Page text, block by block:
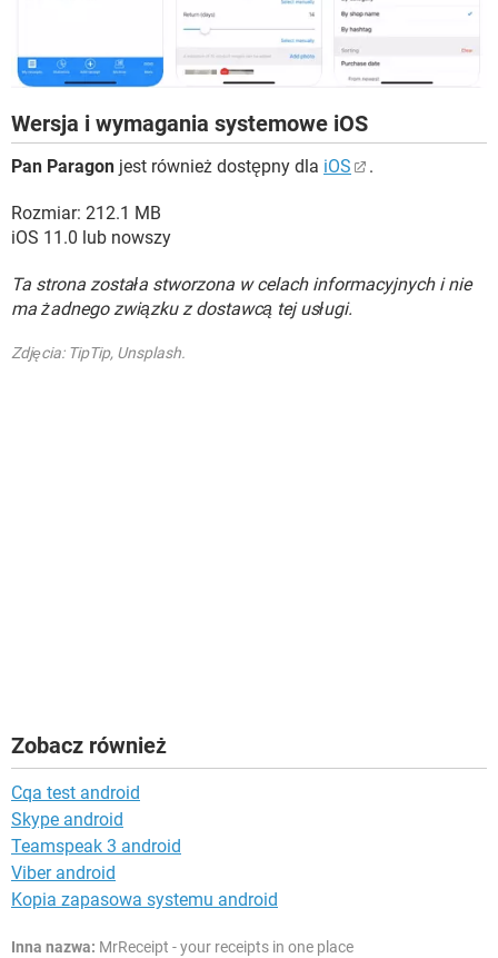
Wersja i wymagania systemowe iOS
Pan Paragon jest również dostępny dla iOS .
Rozmiar: 212.1 MB
iOS 11.0 lub nowszy
Ta strona została stworzona w celach informacyjnych i nie
ma żadnego związku z dostawcą tej usługi.
Zdjęcia: TipTip, Unsplash.
Zobacz również
Cqa test android
Skype android
Teamspeak 3 android
Viber android
Kopia zapasowa systemu android
Inna nazwa: MrReceipt - your receipts in one place